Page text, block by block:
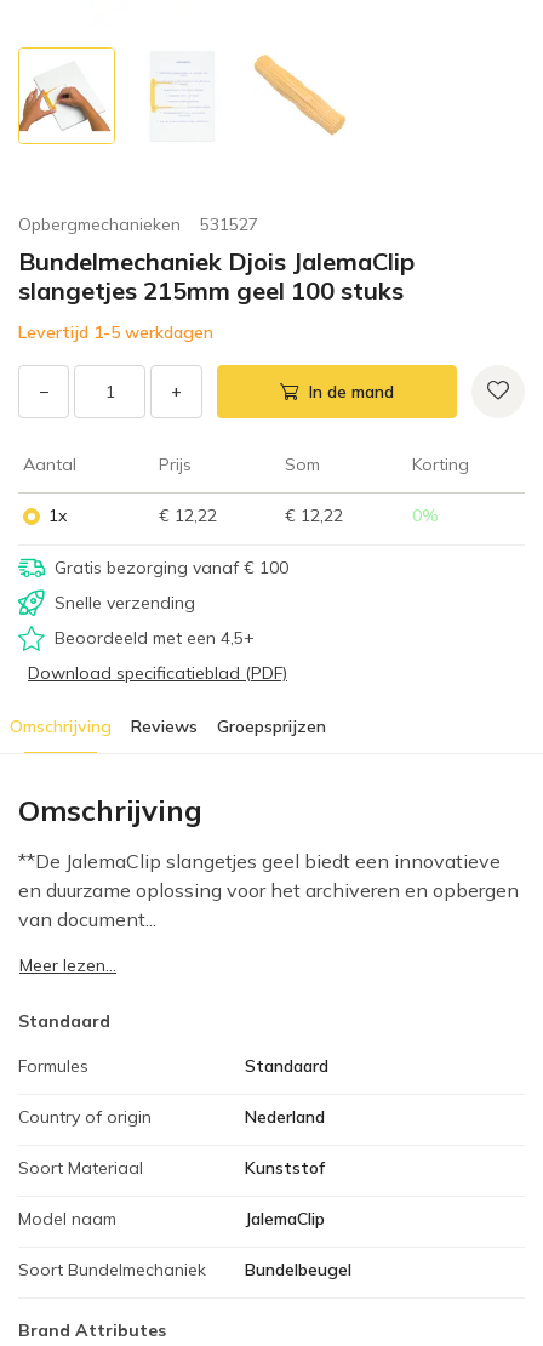
Opbergmechanieken 531527
Bundelmechaniek Djois JalemaClip
slangetjes 215mm geel 100 stuks
Levertijd 1-5 werkdagen
− + In de mand
Aantal Prijs Som Korting
1x € 12,22 € 12,22 0%
Gratis bezorging vanaf € 100
Snelle verzending
Beoordeeld met een 4,5+
Download specificatieblad (PDF)
Omschrijving Reviews Groepsprijzen
Omschrijving
**De JalemaClip slangetjes geel biedt een innovatieve
en duurzame oplossing voor het archiveren en opbergen
van document...
Meer lezen...
Standaard
Formules Standaard
Country of origin Nederland
Soort Materiaal Kunststof
Model naam JalemaClip
Soort Bundelmechaniek Bundelbeugel
Brand Attributes